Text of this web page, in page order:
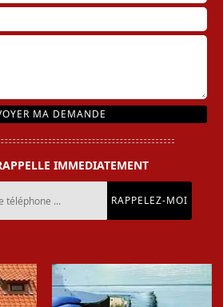
IMMEDIATEMENT